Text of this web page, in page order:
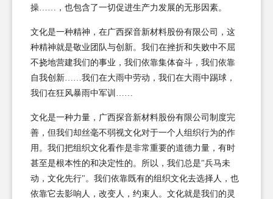
操……，也包含了一切促进生产力发展的无形因素。
文化是一种精神，在广西探音新材料股份有限公司，这
种精神就是敬业团队与创新。我们在挫折和失败中不屈
不挠地营建我们的事业，我们依靠集体奋斗，我们依靠
自我创新……我们在大雨中劳动，我们在大雨中踢球，
我们在狂风暴雨中军训……
文化是一种力量，广西探音新材料股份有限公司制度完
善，但我们却丝毫不弱视文化对于一个人组织行为的作
用。我们把组织文化看作是非常重要的道德力量，有时
甚至是根本性的和决定性的。所以，我们总是"兵马未
动，文化先行"。我们依靠既有的组织文化去选择人，也
依靠它去影响人，改变人，约束人。文化就是我们的灵